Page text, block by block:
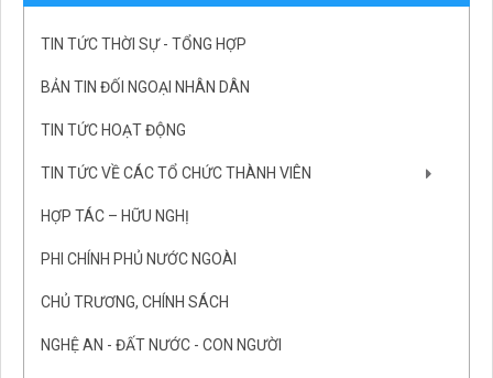
TIN TỨC THỜI SỰ - TỔNG HỢP
BẢN TIN ĐỐI NGOẠI NHÂN DÂN
TIN TỨC HOẠT ĐỘNG
TIN TỨC VỀ CÁC TỔ CHỨC THÀNH VIÊN
HỢP TÁC – HỮU NGHỊ
PHI CHÍNH PHỦ NƯỚC NGOÀI
CHỦ TRƯƠNG, CHÍNH SÁCH
NGHỆ AN - ĐẤT NƯỚC - CON NGƯỜI